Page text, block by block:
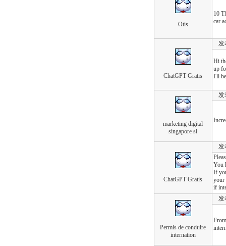
Otis
10
car
ChatGPT Gratis
发
Hi
up
I'll
marketing digital
singapore si
发
ChatGPT Gratis
发
You
If
your
if
Permis de conduire
internation
发